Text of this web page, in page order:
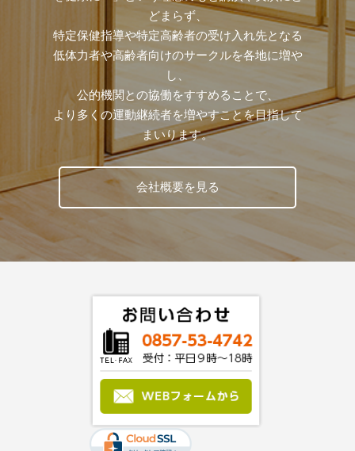
どまらず、
特定保健指導や特定高齢者の受け入れ先となる
低体力者や高齢者向けのサークルを各地に増や
し、
公的機関との協働をすすめることで、
より多くの運動継続者を増やすことを目指して
まいります。
会社概要を見る